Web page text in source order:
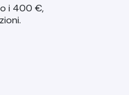
i 400 €,